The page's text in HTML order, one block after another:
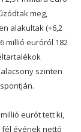
meg,
alakultak (+6,2
millió euróról 182
szinten
eurót tett ki,
fél évének nettó